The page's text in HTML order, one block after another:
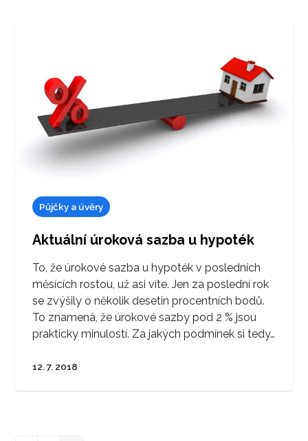
Půjčky a úvěry
Aktuální úroková sazba u hypoték
To, že úrokové sazba u hypoték v posledních
měsících rostou, už asi víte. Jen za poslední rok
se zvýšily o několik desetin procentních bodů.
To znamená, že úrokové sazby pod 2 % jsou
prakticky minulostí. Za jakých podmínek si tedy…
12. 7. 2018